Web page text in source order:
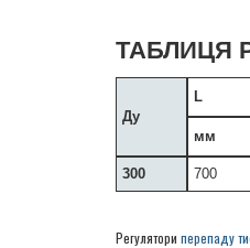
ТАБЛИЦЯ
Ду
L
мм
300 700
Регулятори перепаду